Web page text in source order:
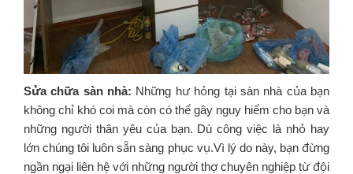
Sửa chữa sàn nhà: Những hư hỏng tại sàn nhà của bạn
không chỉ khó coi mà còn có thể gây nguy hiểm cho bạn và
những người thân yêu của bạn. Dù công việc là nhỏ hay
lớn chúng tôi luôn sẵn sàng phục vụ.Vì lý do này, bạn đừng
ngần ngại liên hệ với những người thợ chuyên nghiệp từ đội